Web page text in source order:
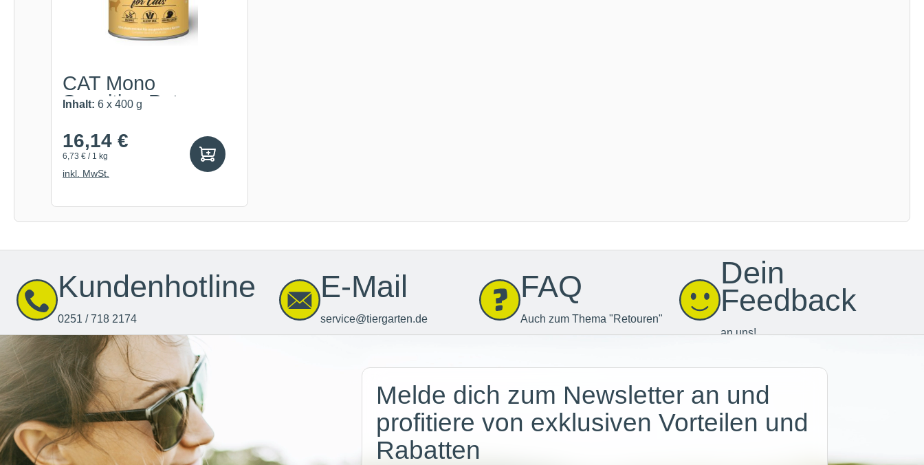
CAT Mono
Sensitive Pute
Inhalt: 6 x 400 g
16,14 €
6,73 € / 1 kg
inkl. MwSt.
Kundenhotline
0251 / 718 2174
E-Mail
service@tiergarten.de
FAQ
Auch zum Thema "Retouren"
Dein
Feedback
an uns!
Melde dich zum Newsletter an und
profitiere von exklusiven Vorteilen und
Rabatten